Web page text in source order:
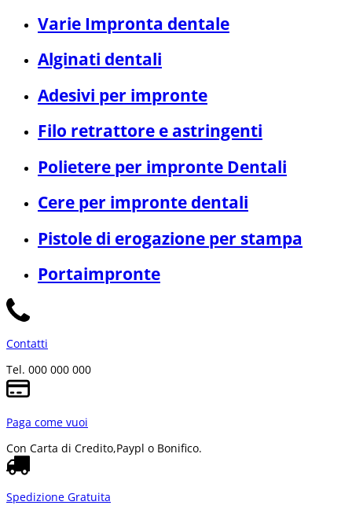
Varie Impronta dentale
Alginati dentali
Adesivi per impronte
Filo retrattore e astringenti
Polietere per impronte Dentali
Cere per impronte dentali
Pistole di erogazione per stampa
Portaimpronte
Contatti
Tel. 000 000 000
Paga come vuoi
Con Carta di Credito,Paypl o Bonifico.
Spedizione Gratuita